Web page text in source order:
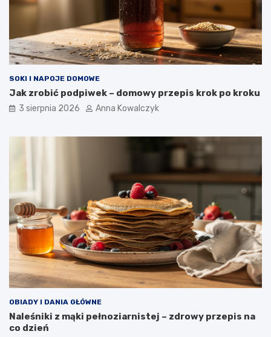
SOKI I NAPOJE DOMOWE
Jak zrobić podpiwek – domowy przepis krok po kroku
3 sierpnia 2026 Anna Kowalczyk
OBIADY I DANIA GŁÓWNE
Naleśniki z mąki pełnoziarnistej – zdrowy przepis na
co dzień